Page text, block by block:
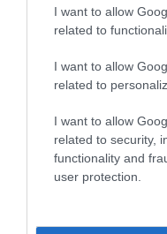
I want to allow
related to
I want to allow
related to
I want to allow
related to security,
functionality and
user protection.